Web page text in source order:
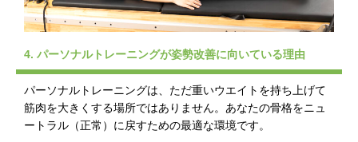
4. パーソナルトレーニングが姿勢改善に向いている理由
パーソナルトレーニングは、ただ重いウエイトを持ち上げて
筋肉を大きくする場所ではありません。あなたの骨格をニュ
ートラル（正常）に戻すための最適な環境です。